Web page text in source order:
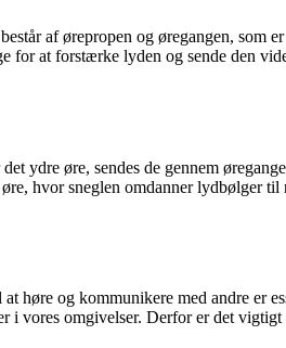
af ørepropen og øregangen,
for at forstærke lyden og sende den
ydre øre, sendes de gennem
hvor sneglen omdanner lydbølger
høre og kommunikere med andre er
vores omgivelser. Derfor er det